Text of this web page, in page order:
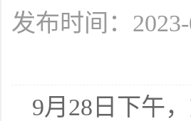
发布时间：
9月28日下午